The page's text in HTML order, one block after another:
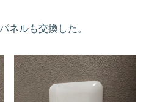
ネルも交換した。